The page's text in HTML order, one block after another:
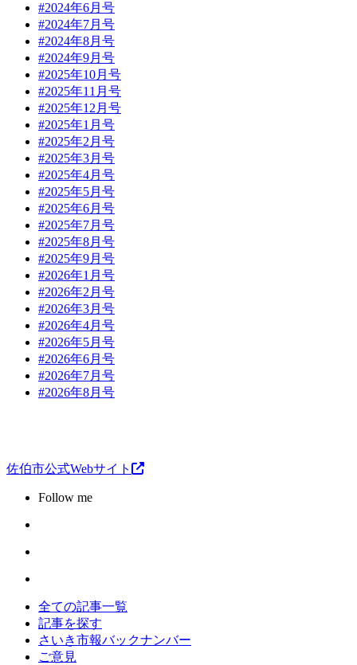
#2024年6月号
#2024年7月号
#2024年8月号
#2024年9月号
#2025年10月号
#2025年11月号
#2025年12月号
#2025年1月号
#2025年2月号
#2025年3月号
#2025年4月号
#2025年5月号
#2025年6月号
#2025年7月号
#2025年8月号
#2025年9月号
#2026年1月号
#2026年2月号
#2026年3月号
#2026年4月号
#2026年5月号
#2026年6月号
#2026年7月号
#2026年8月号
佐伯市公式Webサイト
Follow me
全ての記事一覧
記事を探す
さいき市報バックナンバー
ご意見